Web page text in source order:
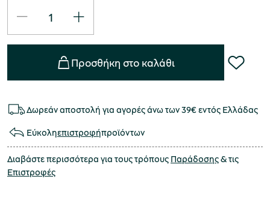
Προσθήκη στο καλάθι
Δωρεάν αποστολή για αγορές άνω των 39€ εντός Ελλάδας
Εύκοληεπιστροφήπροϊόντων
Διαβάστε περισσότερα για τους τρόπους Παράδοσης& τις
Επιστροφές